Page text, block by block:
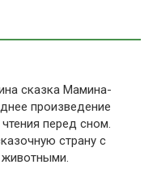
сказка Мамина-
произведение
перед сном.
страну с